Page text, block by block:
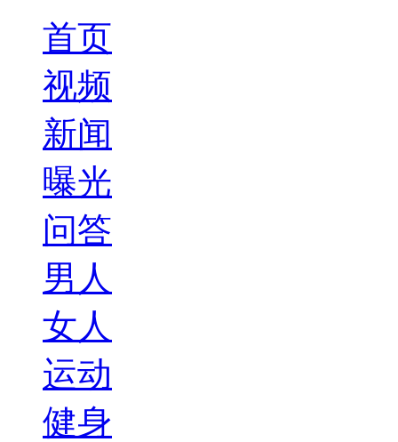
首页
视频
新闻
曝光
问答
男人
女人
运动
健身